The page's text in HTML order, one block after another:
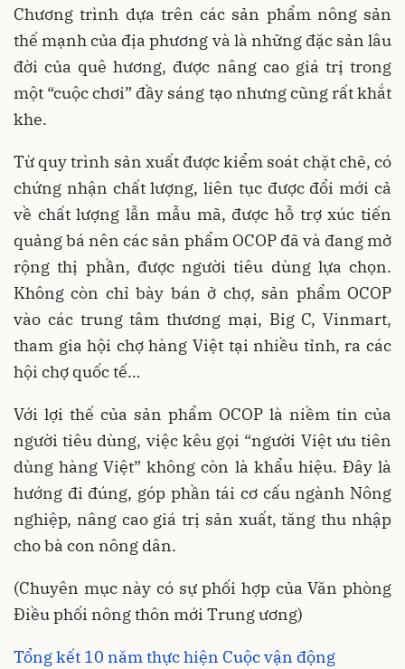
Chương trình dựa trên các sản phẩm nông sản
thế mạnh của địa phương và là những đặc sản lâu
đời của quê hương, được nâng cao giá trị trong
một “cuộc chơi” đầy sáng tạo nhưng cũng rất khắt
khe.
Từ quy trình sản xuất được kiểm soát chặt chẽ, có
chứng nhận chất lượng, liên tục được đổi mới cả
về chất lượng lẫn mẫu mã, được hỗ trợ xúc tiến
quảng bá nên các sản phẩm OCOP đã và đang mở
rộng thị phần, được người tiêu dùng lựa chọn.
Không còn chỉ bày bán ở chợ, sản phẩm OCOP
vào các trung tâm thương mại, Big C, Vinmart,
tham gia hội chợ hàng Việt tại nhiều tỉnh, ra các
hội chợ quốc tế…
Với lợi thế của sản phẩm OCOP là niềm tin của
người tiêu dùng, việc kêu gọi “người Việt ưu tiên
dùng hàng Việt” không còn là khẩu hiệu. Đây là
hướng đi đúng, góp phần tái cơ cấu ngành Nông
nghiệp, nâng cao giá trị sản xuất, tăng thu nhập
cho bà con nông dân.
(Chuyên mục này có sự phối hợp của Văn phòng
Điều phối nông thôn mới Trung ương)
Tổng kết 10 năm thực hiện Cuộc vận động